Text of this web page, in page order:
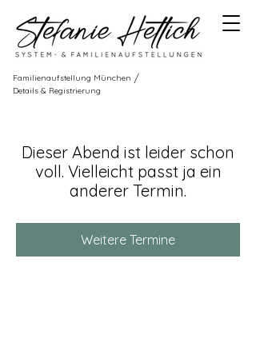
Familienaufstellung München /
Details & Registrierung
Dieser Abend ist leider schon
voll. Vielleicht passt ja ein
anderer Termin.
Weitere Termine